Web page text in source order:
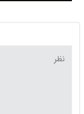
و تشییع رهبر